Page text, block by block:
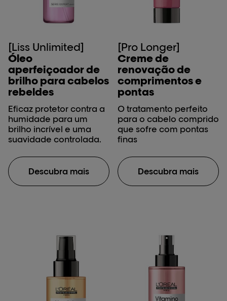
[Liss Unlimited]
Óleo
aperfeiçoador de
brilho para cabelos
rebeldes
Eficaz protetor contra a
humidade para um
brilho incrível e uma
suavidade controlada.
Descubra mais
[Pro Longer]
Creme de
renovação de
comprimentos e
pontas
O tratamento perfeito
para o cabelo comprido
que sofre com pontas
finas
Descubra mais